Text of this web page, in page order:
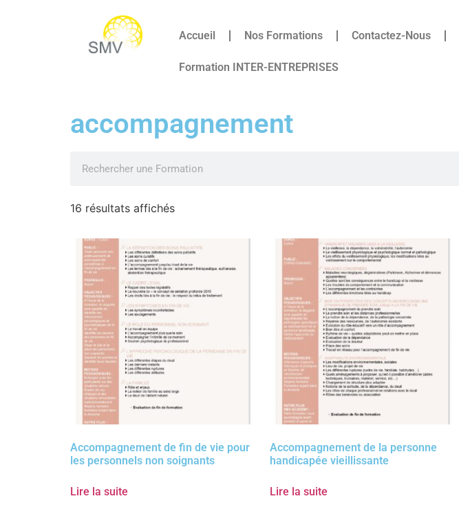
Accueil Nos Formations Contactez-Nous
Formation INTER-ENTREPRISES
accompagnement
16 résultats affichés
Accompagnement de fin de vie pour
les personnels non soignants
Lire la suite
Accompagnement de la personne
handicapée vieillissante
Lire la suite